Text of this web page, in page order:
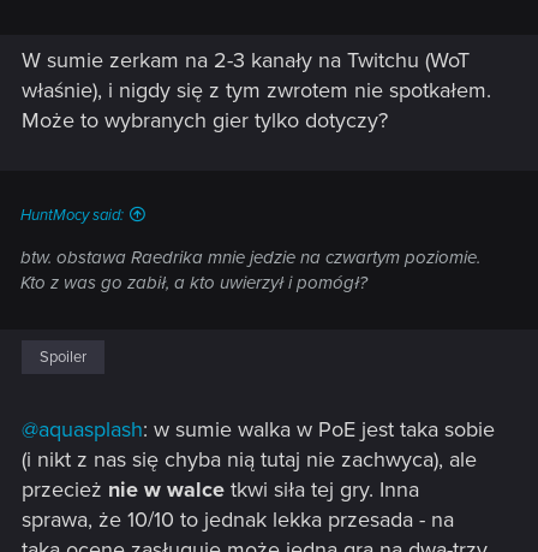
W sumie zerkam na 2-3 kanały na Twitchu (WoT
właśnie), i nigdy się z tym zwrotem nie spotkałem.
Może to wybranych gier tylko dotyczy?
HuntMocy said:
btw. obstawa Raedrika mnie jedzie na czwartym poziomie.
Kto z was go zabił, a kto uwierzył i pomógł?
Spoiler
@aquasplash: w sumie walka w PoE jest taka sobie
(i nikt z nas się chyba nią tutaj nie zachwyca), ale
przecież nie w walce tkwi siła tej gry. Inna
sprawa, że 10/10 to jednak lekka przesada - na